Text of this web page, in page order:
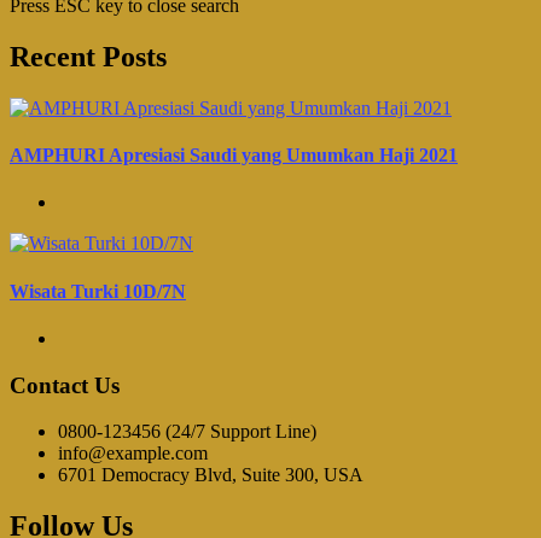
Press ESC key to close search
Recent Posts
AMPHURI Apresiasi Saudi yang Umumkan Haji 2021
Wisata Turki 10D/7N
Contact Us
0800-123456 (24/7 Support Line)
info@example.com
6701 Democracy Blvd, Suite 300, USA
Follow Us